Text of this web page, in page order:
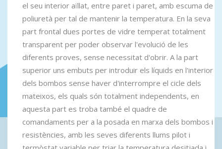
el seu interior aïllat, entre paret i paret, amb escuma de
poliuretà per tal de mantenir la temperatura. En la seva
part frontal dues portes de vidre temperat totalment
transparent per poder observar l'evolució de les
diferents proves, sense necessitat d'obrir. A la part
superior uns embuts per introduir els líquids en l'interior
dels bombos sense haver d'interrompre el cicle dels
mateixos, els quals són totalment independents, en
aquesta part es troba també el quadre de
comandaments per a la posada en marxa dels bombos i
resistències, amb les seves diferents llums pilot i